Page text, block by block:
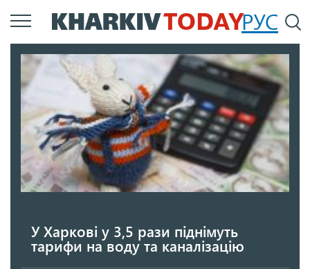
Перейти
до
вмісту
РУС
У Харкові у 3,5 рази піднімуть
тарифи на воду та каналізацію